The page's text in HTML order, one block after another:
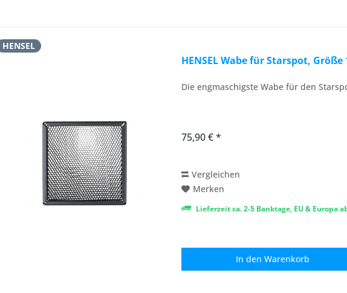
HENSEL
HENSEL Wabe für Starspot,
Die engmaschigste Wabe für den
75,90 € *
Vergleichen
Merken
Lieferzeit ca. 2-5 Banktage, EU & Europa
In den Warenkorb